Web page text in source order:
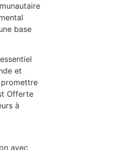
base
et
Offerte
à
avec